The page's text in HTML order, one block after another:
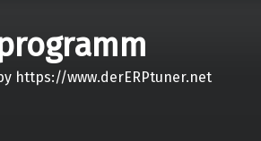
https://www.derERPtuner.net